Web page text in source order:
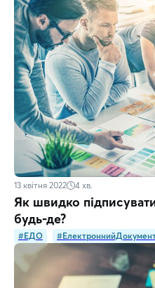
13 квітня 2022 4 хв.
Як швидко
будь-де?
#ЕДО